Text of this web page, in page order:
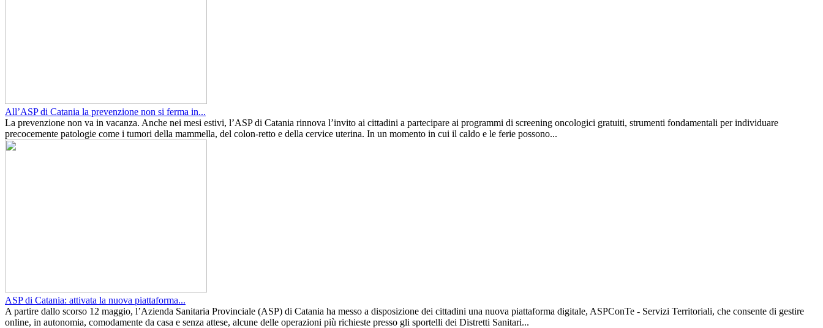
All’ASP di Catania la prevenzione non si ferma in...
La prevenzione non va in vacanza. Anche nei mesi estivi, l’ASP di Catania rinnova l’invito ai cittadini a partecipare ai programmi di screening oncologici gratuiti, strumenti fondamentali per individuare
precocemente patologie come i tumori della mammella, del colon-retto e della cervice uterina. In un momento in cui il caldo e le ferie possono...
ASP di Catania: attivata la nuova piattaforma...
A partire dallo scorso 12 maggio, l’Azienda Sanitaria Provinciale (ASP) di Catania ha messo a disposizione dei cittadini una nuova piattaforma digitale, ASPConTe - Servizi Territoriali, che consente di gestire
online, in autonomia, comodamente da casa e senza attese, alcune delle operazioni più richieste presso gli sportelli dei Distretti Sanitari...